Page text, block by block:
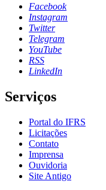
Facebook
Instagram
Twitter
Telegram
YouTube
RSS
LinkedIn
Serviços
Portal do IFRS
Licitações
Contato
Imprensa
Ouvidoria
Site Antigo